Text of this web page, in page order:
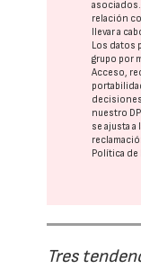
asociados.
relación
llevar a
Los datos
grupo por
Acceso,
nuestro
se ajusta
Política
Tres